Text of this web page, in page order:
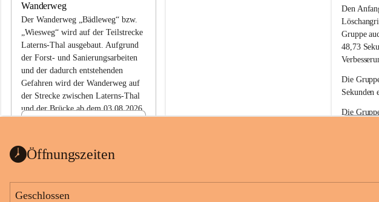
Wanderweg
Der Wanderweg „Bädleweg“ bzw.
„Wiesweg“ wird auf der Teilstrecke
Laterns-Thal ausgebaut. Aufgrund
der Forst- und Sanierungsarbeiten
und der dadurch entstehenden
Gefahren wird der Wanderweg auf
der Strecke zwischen Laterns-Thal
und der Brücke ab dem 03.08.2026
ht
1 Seite•0,1 MB
l
l
i
g
e
F
e
u
e
r
w
t
Den
Gruppe
48,73
Die
Sekunden
Die
Öffnungszeiten
Geschlossen